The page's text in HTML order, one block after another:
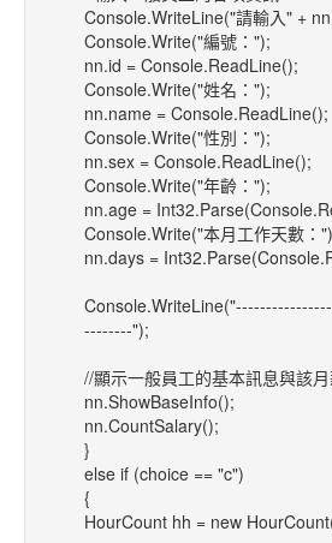
Console.WriteLine("請輸入" +
Console.Write("編號：");
nn.id = Console.ReadLine();
Console.Write("姓名：");
nn.name = Console.ReadLine();
Console.Write("性別：");
nn.sex = Console.ReadLine();
Console.Write("年齡：");
nn.age =
Console.Write("本月工作天數：
nn.days =
--------");
//顯示一般員工的基本訊息與該
nn.ShowBaseInfo();
nn.CountSalary();
}
else if (choice == "c")
{
HourCount hh = new